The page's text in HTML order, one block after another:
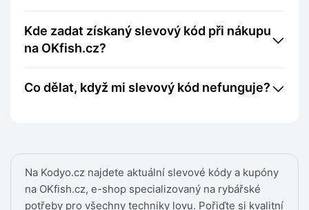
Na Kodyo.cz najdete aktuální slevové kódy a kupóny
na OKfish.cz, e-shop specializovaný na rybářské
potřeby pro všechny techniky lovu. Pořiďte si kvalitní
Kde zadat získaný slevový kód při nákupu
na OKfish.cz?
Co dělat, když mi slevový kód nefunguje?